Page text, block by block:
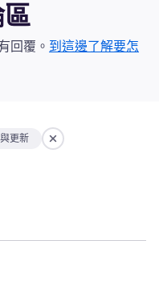
回覆。 到這邊了解要怎
更新